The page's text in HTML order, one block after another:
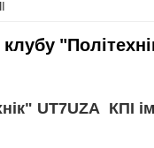
UT7UZA КПІ